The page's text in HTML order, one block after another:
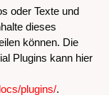
oder Texte und
dieses
können. Die
Plugins kann hier
plugins/.